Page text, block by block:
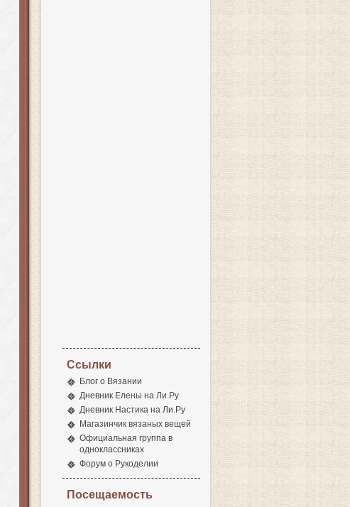
Ссылки
Блог о Вязании
Дневник Елены на Ли.Ру
Дневник Настика на Ли.Ру
Магазинчик вязаных вещей
Официальная группа в
одноклассниках
Форум о Рукоделии
Посещаемость